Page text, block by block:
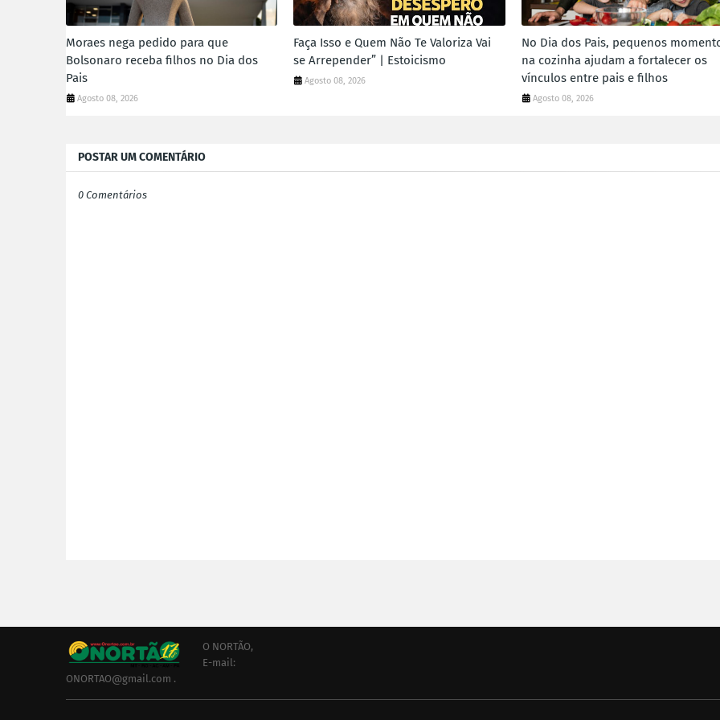
Moraes nega pedido para que
Bolsonaro receba filhos no Dia dos
Pais
Agosto 08, 2026
Faça Isso e Quem Não Te Valoriza Vai
se Arrepender” | Estoicismo
Agosto 08, 2026
No Dia dos Pais, pequenos
na cozinha ajudam a fortalecer os
vínculos entre pais e filhos
Agosto 08, 2026
POSTAR UM COMENTÁRIO
0 Comentários
O NORTÃO,
E-mail:
ONORTAO@gmail.com .